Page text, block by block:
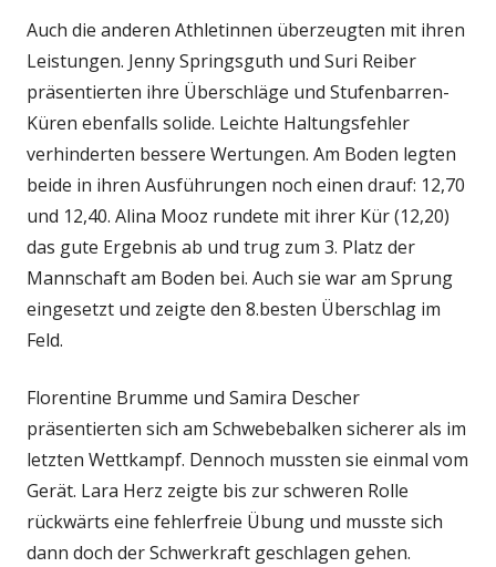
Auch die anderen Athletinnen überzeugten mit ihren
Leistungen. Jenny Springsguth und Suri Reiber
präsentierten ihre Überschläge und Stufenbarren-
Küren ebenfalls solide. Leichte Haltungsfehler
verhinderten bessere Wertungen. Am Boden legten
beide in ihren Ausführungen noch einen drauf: 12,70
und 12,40. Alina Mooz rundete mit ihrer Kür (12,20)
das gute Ergebnis ab und trug zum 3. Platz der
Mannschaft am Boden bei. Auch sie war am Sprung
eingesetzt und zeigte den 8.besten Überschlag im
Feld.
Florentine Brumme und Samira Descher
präsentierten sich am Schwebebalken sicherer als im
letzten Wettkampf. Dennoch mussten sie einmal vom
Gerät. Lara Herz zeigte bis zur schweren Rolle
rückwärts eine fehlerfreie Übung und musste sich
dann doch der Schwerkraft geschlagen gehen.